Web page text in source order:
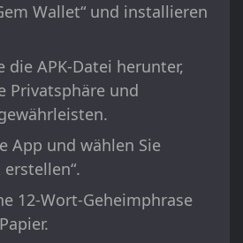
Wallet“ und installieren
die APK-Datei herunter,
Privatsphäre und
App und wählen Sie
12-Wort-Geheimphrase